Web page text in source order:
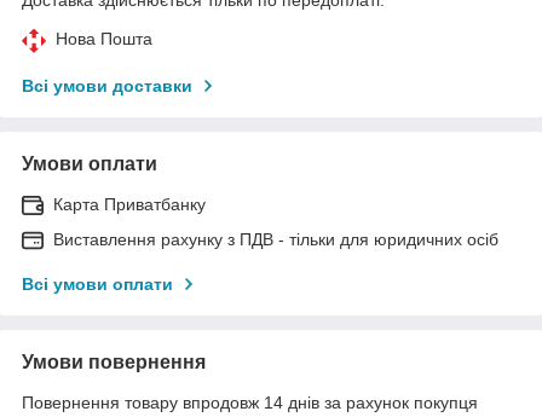
Нова Пошта
Всі умови доставки
Умови оплати
Карта Приватбанку
Виставлення рахунку з ПДВ - тільки для юридичних осіб
Всі умови оплати
Умови повернення
Повернення товару впродовж 14 днів за рахунок покупця